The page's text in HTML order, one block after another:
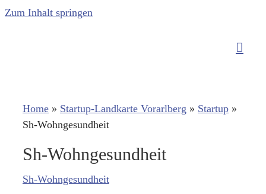
Zum Inhalt springen
Home » Startup-Landkarte Vorarlberg » Startup »
Sh-Wohngesundheit
Sh-Wohngesundheit
Sh-Wohngesundheit